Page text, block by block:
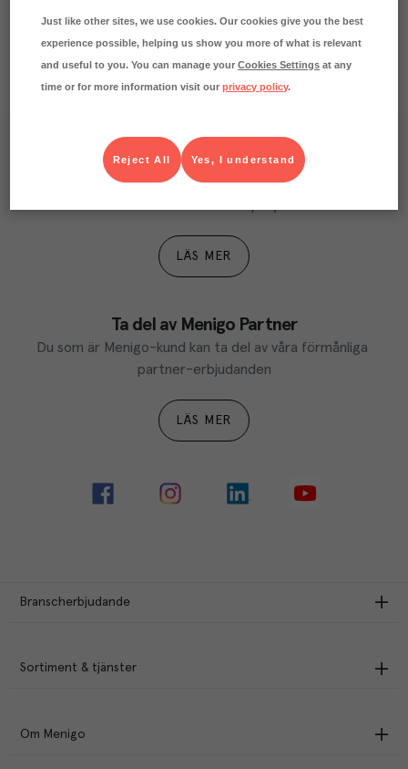
Våra kundtidningar
Läs inspirerande reportage, matnyttiga artiklar och
LÄS MER
Ta del av Menigo Partner
Du som är Menigo-kund kan ta del av våra förmånliga
partner-erbjudanden
LÄS MER
Branscherbjudande
Sortiment & tjänster
Om Menigo
Just like other sites, we use cookies. Our cookies give you the best
experience possible, helping us show you more of what is relevant
and useful to you. You can manage yourCookies Settings at any
time or for more information visit ourprivacy policy.
Yes, I understand
Reject All